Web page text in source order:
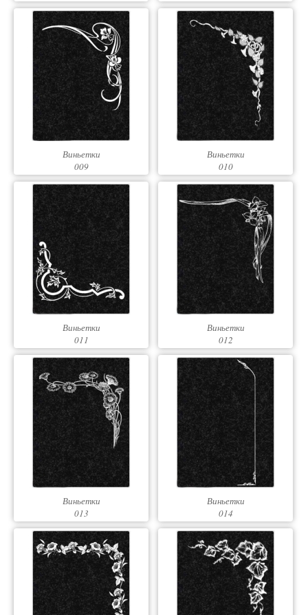
Виньетки
009
Виньетки
010
Виньетки
011
Виньетки
012
Виньетки
013
Виньетки
014